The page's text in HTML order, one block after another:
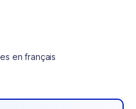
en français